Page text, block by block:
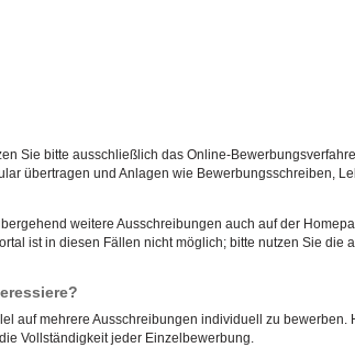
Sie bitte ausschließlich das Online-
übertragen und Anlagen wie Bewerbungsschreiben,
weitere Ausschreibungen auch auf der
ist in diesen Fällen nicht möglich; bitte nutzen Sie die
auf mehrere Ausschreibungen individuell zu
Vollständigkeit jeder Einzelbewerbung.